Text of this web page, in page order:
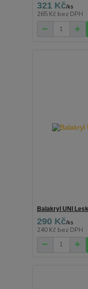
321 Kč/ks
265 Kč bez DPH
Balakryl UNI
290 Kč/ks
240 Kč bez DPH